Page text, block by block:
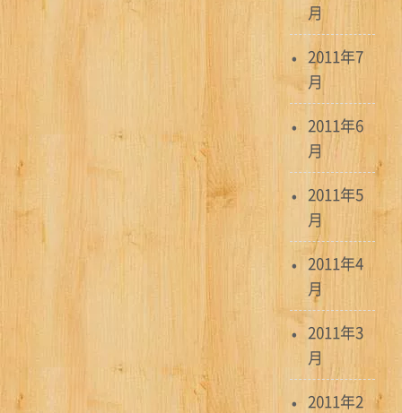
月
2011年7
月
2011年6
月
2011年5
月
2011年4
月
2011年3
月
2011年2